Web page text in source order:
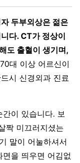
두부외상은 젊은
다. CT가 정상이
도 출혈이 생기며,
70대 이상 어르신이
시 신경외과 진료
이 있습니다. 보
짝 미끄러지셨는
말이 어눌하셔서
을 띄우면 어김없